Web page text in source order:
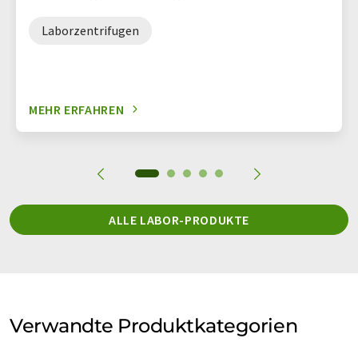
Laborzentrifugen
MEHR ERFAHREN
ALLE LABOR-PRODUKTE
Verwandte Produktkategorien